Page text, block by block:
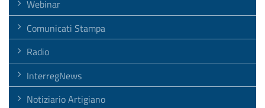
Webinar
Comunicati Stampa
Radio
InterregNews
Notiziario Artigiano